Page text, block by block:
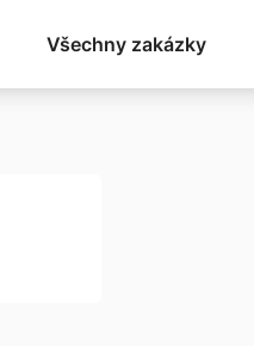
Všechny zakázky